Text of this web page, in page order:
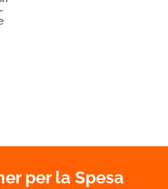
per la Spesa